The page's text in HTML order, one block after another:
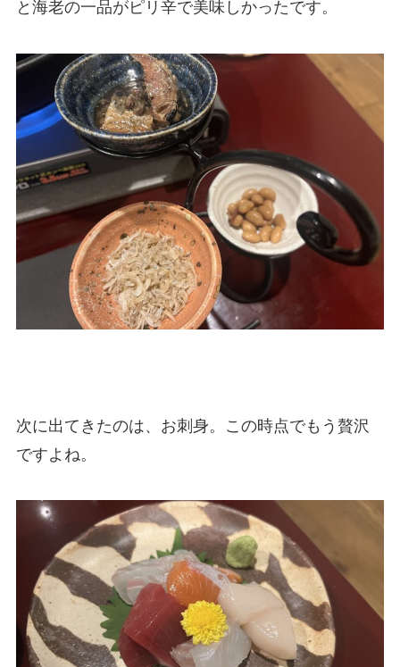
と海老の一品がピリ辛で美味しかったです。
次に出てきたのは、お刺身。この時点でもう贅沢
ですよね。